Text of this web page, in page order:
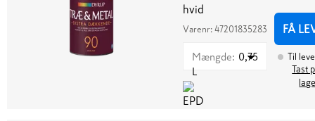
hvid
Varenr: 47201835283
Mængde: 0,75
FÅ
Til
Tast